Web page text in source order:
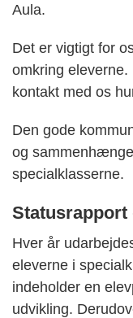
Aula.
Det er vigtigt for
omkring
kontakt med os
Den gode
og
specialklasserne.
Hver år
eleverne i
indeholder en
udvikling.